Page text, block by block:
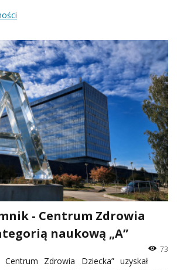
- Centrum Zdrowia
naukową „A”
73
Zdrowia Dziecka” uzyskał